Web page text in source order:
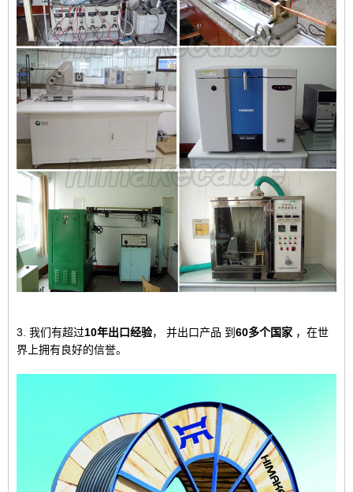
3. 我们有超过10年出口经验， 并出口产品 到 60多个国家 ， 在世
界上拥有良好的信誉。